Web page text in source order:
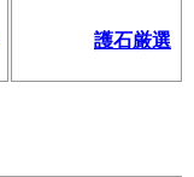
護石厳選